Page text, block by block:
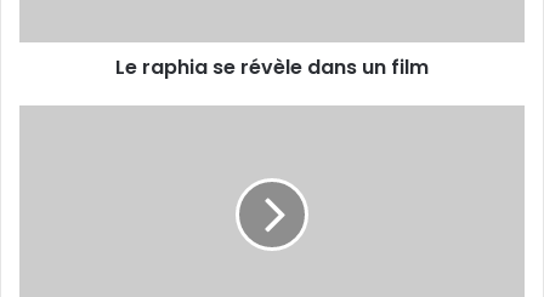
s
Le raphia se révèle dans un film